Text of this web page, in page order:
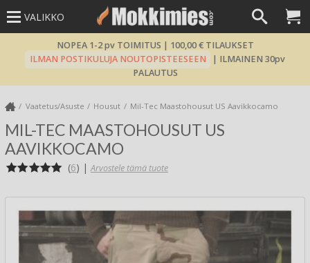
VALIKKO
NOPEA 1-2 pv TOIMITUS | 100,00 € TILAUKSET
ILMAN POSTIKULUJA NOUTOPISTEESEEN
| ILMAINEN 30pv
PALAUTUS
Vaatetus/Asuste Housut Mil-Tec Maastohousut US Aavikkocamo
MIL-TEC MAASTOHOUSUT US
AAVIKKOCAMO
(6) |Arvostele tämä tuote